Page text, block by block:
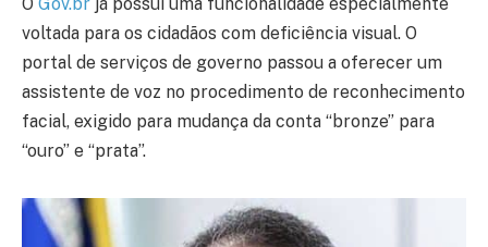
voltada para os cidadãos com deficiência visual. O
portal de serviços de governo passou a oferecer um
assistente de voz no procedimento de reconhecimento
facial, exigido para mudança da conta “bronze” para
“ouro” e “prata”.